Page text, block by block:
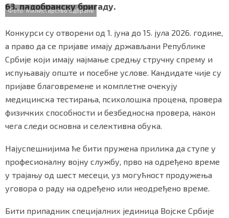
63. падобранску бригаду.
Фото: Министарство одбране
Конкурси су отворени од 1. јуна до 15. јула 2026. године,
а право да се пријаве имају држављани Републике
Србије који имају најмање средњу стручну спрему и
испуњавају опште и посебне услове. Кандидате чије су
пријаве благовремене и комплетне очекују
медицинска тестирања, психолошка процена, провера
физичких способности и безбедносна провера, након
чега следи основна и селективна обука.
Најуспешнијима ће бити пружена прилика да ступе у
професионалну војну службу, прво на одређено време
у трајању од шест месеци, уз могућност продужења
уговора о раду на одређено или неодређено време.
Бити припадник специјалних јединица Војске Србије
СРБИЈА
СВЕТ
ЖИВОТ И СТИЛ
СПОРТ
БИЗНИС
ПРАТИТЕ НАС